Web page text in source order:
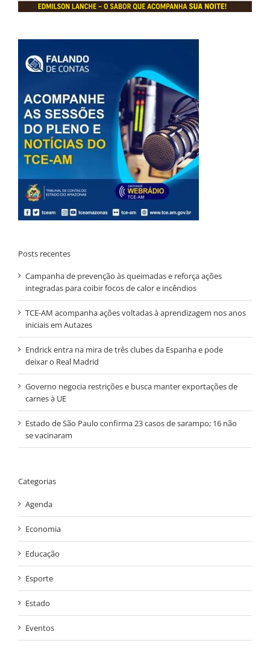
Posts recentes
Campanha de prevenção às queimadas e reforça ações
integradas para coibir focos de calor e incêndios
TCE-AM acompanha ações voltadas à aprendizagem nos anos
iniciais em Autazes
Endrick entra na mira de três clubes da Espanha e pode
deixar o Real Madrid
Governo negocia restrições e busca manter exportações de
carnes à UE
Estado de São Paulo confirma 23 casos de sarampo; 16 não
se vacinaram
Categorias
Agenda
Economia
Educação
Esporte
Estado
Eventos